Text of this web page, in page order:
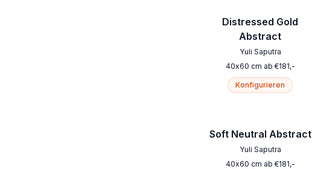
Distressed Gold
Abstract
Yuli Saputra
40x60 cm ab €181,-
Konfigurieren
Soft Neutral Abstract
Yuli Saputra
40x60 cm ab €181,-